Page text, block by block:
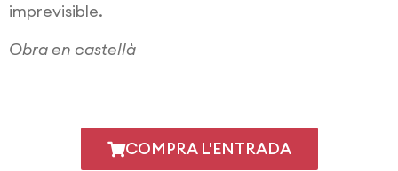
imprevisible.
Obra en castellà
COMPRA L'ENTRADA